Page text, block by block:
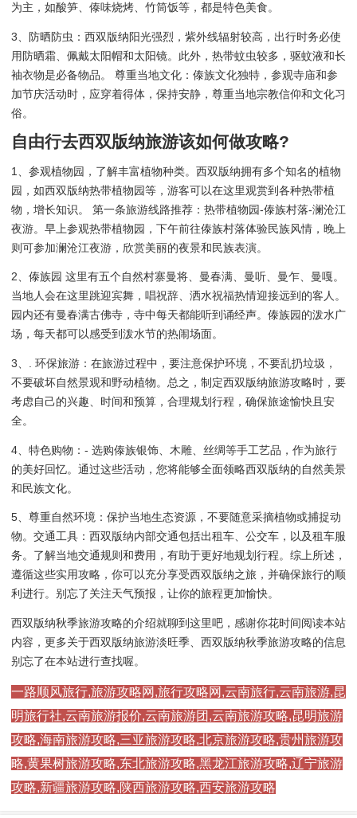
为主，如酸笋、傣味烧烤、竹筒饭等，都是特色美食。
3、防晒防虫：西双版纳阳光强烈，紫外线辐射较高，出行时务必使
用防晒霜、佩戴太阳帽和太阳镜。此外，热带蚊虫较多，驱蚊液和长
袖衣物是必备物品。 尊重当地文化：傣族文化独特，参观寺庙和参
加节庆活动时，应穿着得体，保持安静，尊重当地宗教信仰和文化习
俗。
自由行去西双版纳旅游该如何做攻略?
1、参观植物园，了解丰富植物种类。西双版纳拥有多个知名的植物
园，如西双版纳热带植物园等，游客可以在这里观赏到各种热带植
物，增长知识。 第一条旅游线路推荐：热带植物园-傣族村落-澜沧江
夜游。早上参观热带植物园，下午前往傣族村落体验民族风情，晚上
则可参加澜沧江夜游，欣赏美丽的夜景和民族表演。
2、傣族园 这里有五个自然村寨曼将、曼春满、曼听、曼乍、曼嘎。
当地人会在这里跳迎宾舞，唱祝辞、洒水祝福热情迎接远到的客人。
园内还有曼春满古佛寺，寺中每天都能听到诵经声。傣族园的泼水广
场，每天都可以感受到泼水节的热闹场面。
3、. 环保旅游：在旅游过程中，要注意保护环境，不要乱扔垃圾，
不要破坏自然景观和野动植物。总之，制定西双版纳旅游攻略时，要
考虑自己的兴趣、时间和预算，合理规划行程，确保旅途愉快且安
全。
4、特色购物：- 选购傣族银饰、木雕、丝绸等手工艺品，作为旅行
的美好回忆。通过这些活动，您将能够全面领略西双版纳的自然美景
和民族文化。
5、尊重自然环境：保护当地生态资源，不要随意采摘植物或捕捉动
物。交通工具：西双版纳内部交通包括出租车、公交车，以及租车服
务。了解当地交通规则和费用，有助于更好地规划行程。综上所述，
遵循这些实用攻略，你可以充分享受西双版纳之旅，并确保旅行的顺
利进行。别忘了关注天气预报，让你的旅程更加愉快。
西双版纳秋季旅游攻略的介绍就聊到这里吧，感谢你花时间阅读本站
内容，更多关于西双版纳旅游淡旺季、西双版纳秋季旅游攻略的信息
别忘了在本站进行查找喔。
一路顺风旅行,旅游攻略网,旅行攻略网,云南旅行,云南旅游,昆
明旅行社,云南旅游报价,云南旅游团,云南旅游攻略,昆明旅游
攻略,海南旅游攻略,三亚旅游攻略,北京旅游攻略,贵州旅游攻
略,黄果树旅游攻略,东北旅游攻略,黑龙江旅游攻略,辽宁旅游
攻略,新疆旅游攻略,陕西旅游攻略,西安旅游攻略